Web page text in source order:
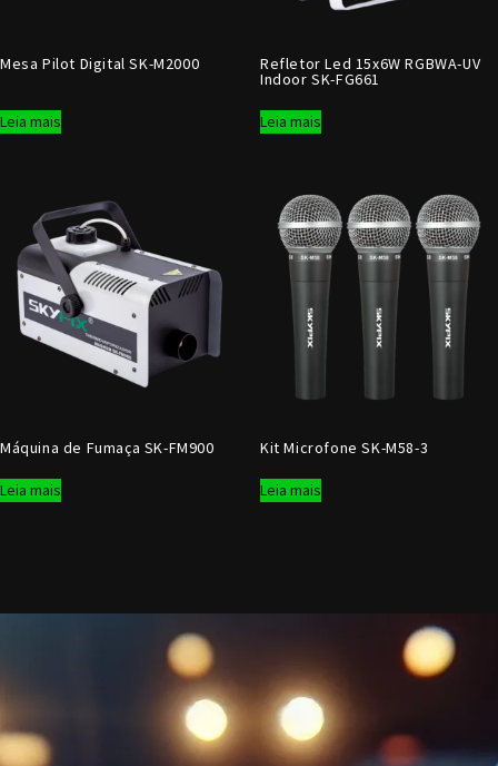
Mesa Pilot Digital SK-M2000
Leia mais
Refletor Led 15x6W RGBWA-UV
Indoor SK-FG661
Leia mais
Máquina de Fumaça SK-FM900
Leia mais
Kit Microfone SK-M58-3
Leia mais